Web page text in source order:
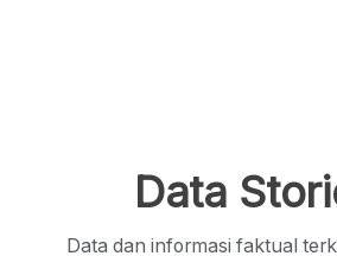
Data
Data dan informasi faktual